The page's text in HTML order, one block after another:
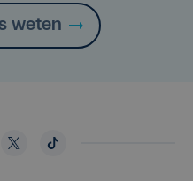
weten